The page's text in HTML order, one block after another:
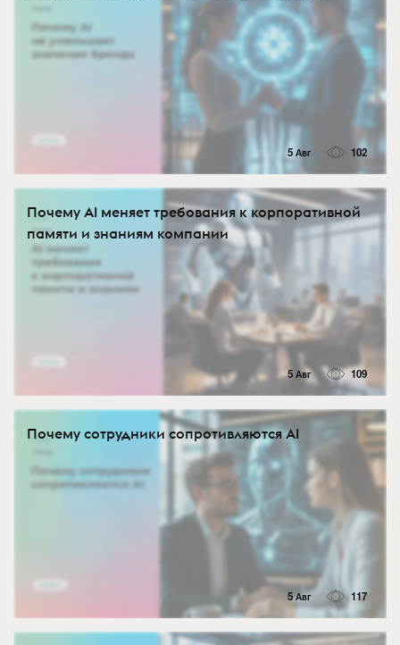
5 Авг 102
Почему AI меняет требования к корпоративной
памяти и знаниям компании
5 Авг 109
Почему сотрудники сопротивляются AI
5 Авг 117